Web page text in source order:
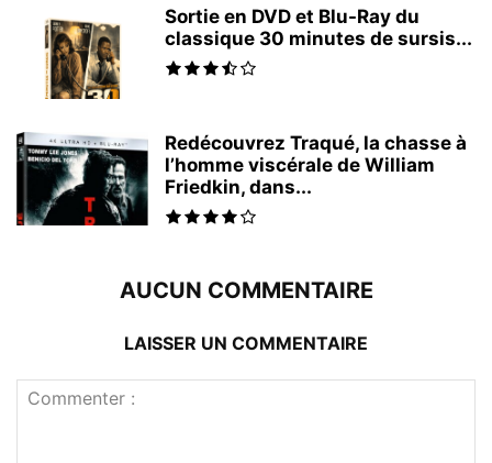
Sortie en DVD et Blu-Ray du
classique 30 minutes de sursis...
Redécouvrez Traqué, la chasse à
l’homme viscérale de William
Friedkin, dans...
AUCUN COMMENTAIRE
LAISSER UN COMMENTAIRE